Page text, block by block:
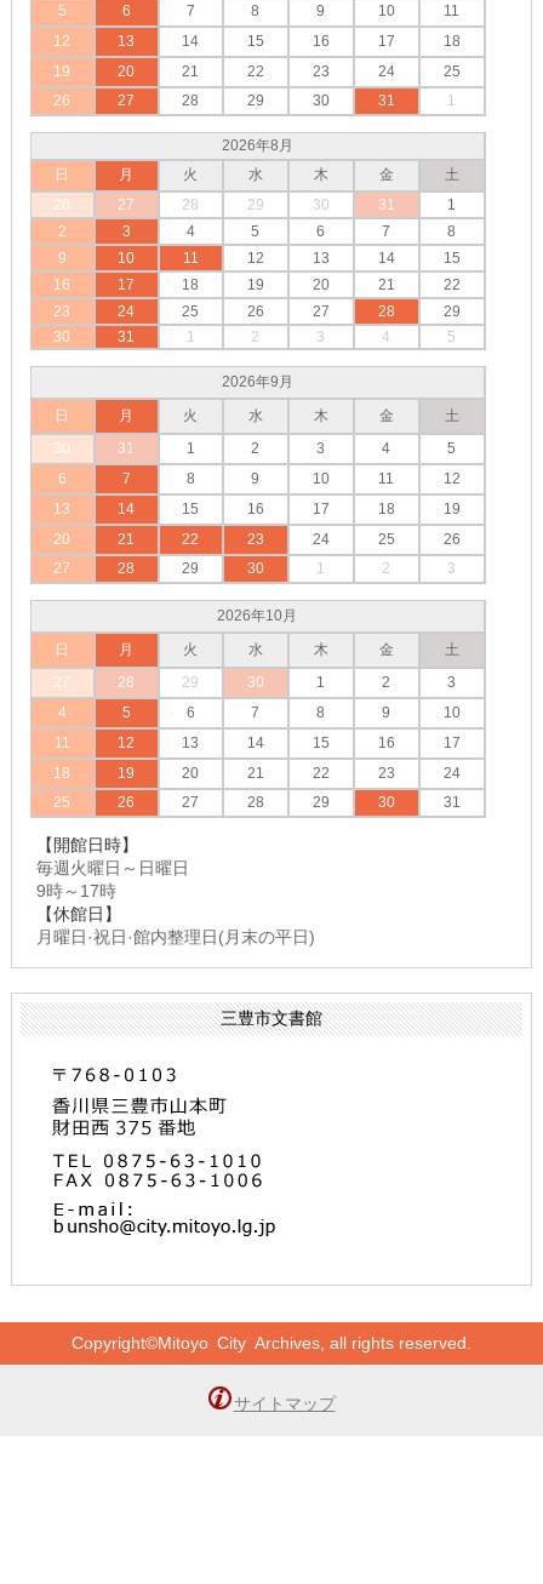
5
6 7 8 9 10
11
12
13 14 15 16 17
18
19
20 21 22 23 24
25
26
27 28 29 30 31 1
2026年8月
日
月 火 水 木 金
土
26
27 28 29 30 31
1
2
3 4 5 6 7
8
9
10 11 12 13 14
15
16
17 18 19 20 21
22
23
24 25 26 27 28
29
30
31 1 2 3 4 5
2026年9月
日
月 火 水 木 金
土
30
31 1 2 3 4
5
6
7 8 9 10 11
12
13
14 15 16 17 18
19
20
21 22 23 24 25
26
27
28 29 30 1 2 3
2026年10月
日
月 火 水 木 金
土
27
28 29 30 1 2
3
4
5 6 7 8 9
10
11
12 13 14 15 16
17
18
19 20 21 22 23
24
25
26 27 28 29 30 31
【開館日時】
毎週火曜日～日曜日
9時～17時
【休館日】
月曜日·祝日·館内整理日(月末の平日)
三豊市文書館
Copyright©Mitoyo City Archives, all rights reserved.
サイトマップ